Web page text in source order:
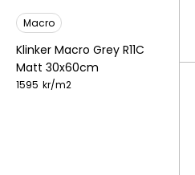
Macro
Klinker Macro Grey R11C
Matt 30x60cm
1595 kr/m2